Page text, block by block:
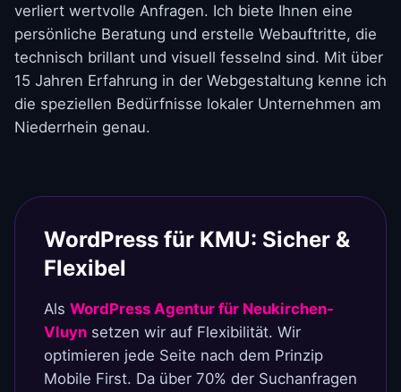
verliert wertvolle Anfragen. Ich biete Ihnen eine
persönliche Beratung und erstelle Webauftritte, die
technisch brillant und visuell fesselnd sind. Mit über
15 Jahren Erfahrung in der Webgestaltung kenne ich
die speziellen Bedürfnisse lokaler Unternehmen am
Niederrhein genau.
WordPress für KMU: Sicher &
Flexibel
Als WordPress Agentur für Neukirchen-
Vluyn setzen wir auf Flexibilität. Wir
optimieren jede Seite nach dem Prinzip
Mobile First. Da über 70% der Suchanfragen